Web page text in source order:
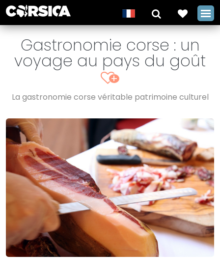
Gastronomie corse : un
voyage au pays du goût
+
La gastronomie corse véritable patrimoine culturel